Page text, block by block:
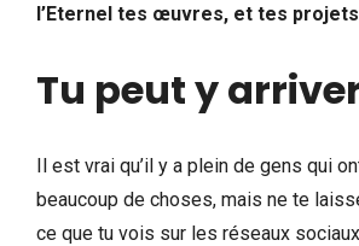
l’Eternel tes œuvres, et tes
Tu peut y
Il est vrai qu’il y a plein de gens qui
beaucoup de choses, mais ne te
ce que tu vois sur les réseaux